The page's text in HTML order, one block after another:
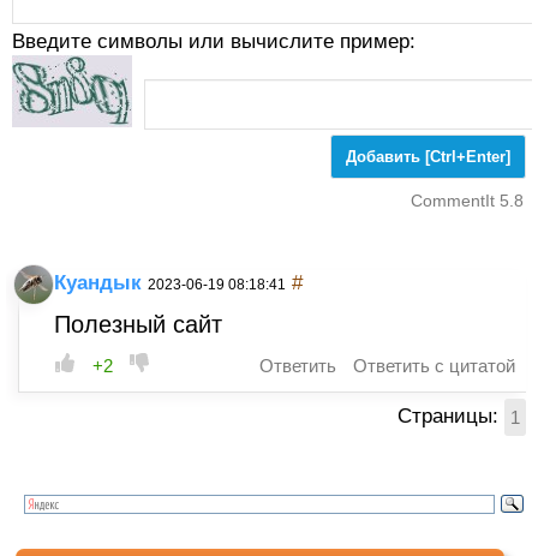
Введите символы или вычислите пример:
CommentIt 5.8
Куандык 2023-06-19 08:18:41 #
Полезный сайт
+2 Ответить Ответить с цитатой
Страницы: 1